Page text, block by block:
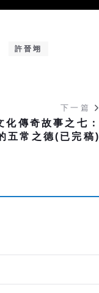
許晉翊
下一篇
化傳奇故事之七：
五常之德(已完稿)